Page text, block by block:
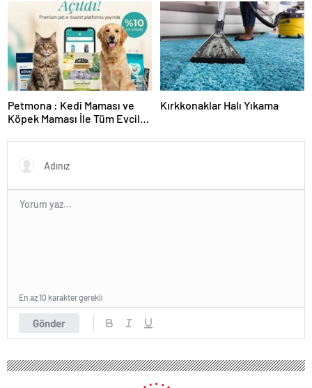
Petmona : Kedi Maması ve
Köpek Maması İle Tüm Evcil
Kırkkonaklar Halı Yıkama
Gönder
En az 10 karakter gerekli